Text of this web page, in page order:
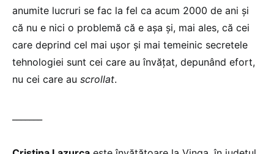
anumite lucruri se fac la fel ca acum 2000 de ani şi
că nu e nici o problemă că e aşa şi, mai ales, că cei
care deprind cel mai uşor şi mai temeinic secretele
tehnologiei sunt cei care au învăţat, depunând efort,
nu cei care au scrollat.